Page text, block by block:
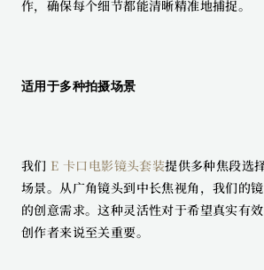
作，确保每个细节都能清晰精准地捕捉。
适用于多种拍摄场景
我们 E 卡口电影镜头套装提供多种焦段选
场景。从广角镜头到中长焦视角，我们的
的创意需求。这种灵活性对于希望真实有
创作者来说至关重要。